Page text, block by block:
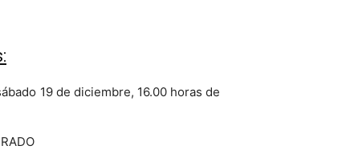
19 de diciembre, 16.00 horas de